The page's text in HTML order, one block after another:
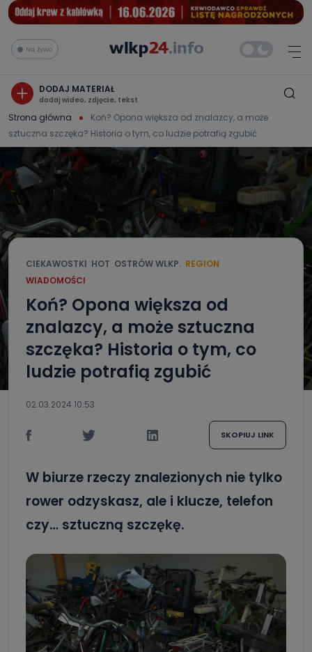
Na żywo
DODAJ MATERIAŁ
dodaj wideo, zdjęcie, tekst
Strona główna
Koń? Opona większa od znalazcy, a może
sztuczna szczęka? Historia o tym, co ludzie potrafią zgubić
CIEKAWOSTKI HOT OSTRÓW WLKP. REGION
WIADOMOŚCI
Koń? Opona większa od
znalazcy, a może sztuczna
szczęka? Historia o tym, co
ludzie potrafią zgubić
02.03.2024 10:53
SKOPIUJ LINK
W biurze rzeczy znalezionych nie tylko
rower odzyskasz, ale i klucze, telefon
czy… sztuczną szczękę.